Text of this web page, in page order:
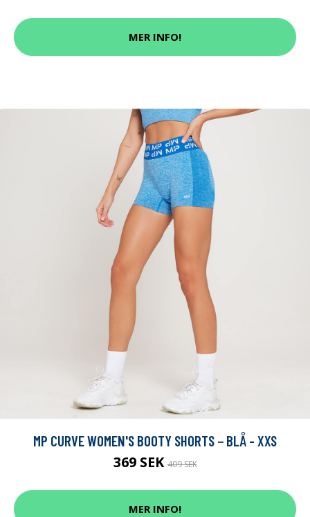
MER INFO!
MP CURVE WOMEN'S BOOTY SHORTS − BLÅ - XXS
369 SEK409 SEK
MER INFO!